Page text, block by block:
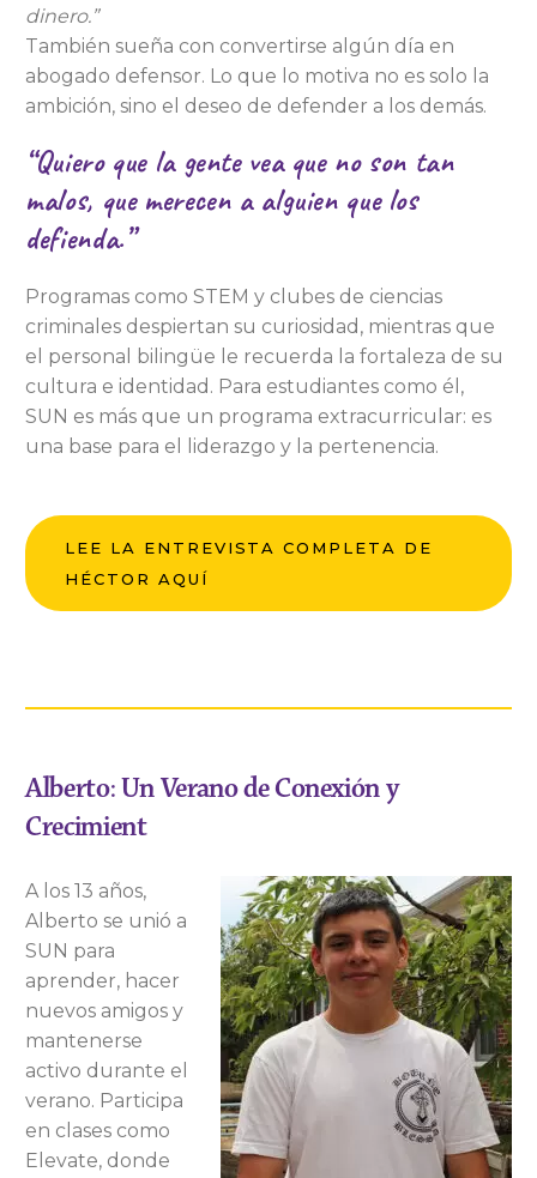
dinero.”
También sueña con convertirse algún día en
abogado defensor. Lo que lo motiva no es solo la
ambición, sino el deseo de defender a los demás.
“Quiero que la gente vea que no son tan
malos, que merecen a alguien que los
defienda.”
Programas como STEM y clubes de ciencias
criminales despiertan su curiosidad, mientras que
el personal bilingüe le recuerda la fortaleza de su
cultura e identidad. Para estudiantes como él,
SUN es más que un programa extracurricular: es
una base para el liderazgo y la pertenencia.
LEE LA ENTREVISTA COMPLETA DE
HÉCTOR AQUÍ
Alberto: Un Verano de Conexión y
Crecimient
A los 13 años,
Alberto se unió a
SUN para
aprender, hacer
nuevos amigos y
mantenerse
activo durante el
verano. Participa
en clases como
Elevate, donde